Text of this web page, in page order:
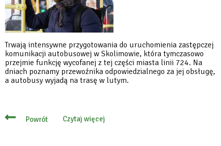
Trwają intensywne przygotowania do uruchomienia zastępczej
komunikacji autobusowej w Skolimowie, która tymczasowo
przejmie funkcję wycofanej z tej części miasta linii 724. Na
dniach poznamy przewoźnika odpowiedzialnego za jej obsługę,
a autobusy wyjadą na trasę w lutym.
Powrót Czytaj więcej
o